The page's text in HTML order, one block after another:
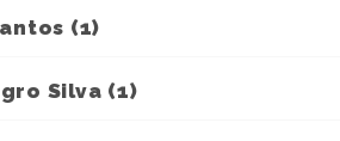
(1)
Silva (1)